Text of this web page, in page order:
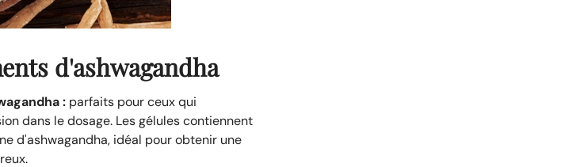
d'ashwagandha
: parfaits pour ceux qui
dans le dosage. Les gélules contiennent
d'ashwagandha, idéal pour obtenir une